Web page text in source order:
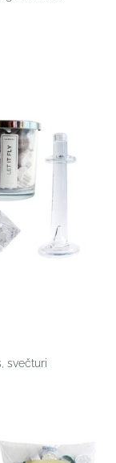
svečturi